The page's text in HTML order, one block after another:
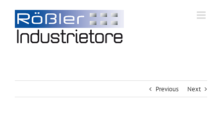
Previous Next